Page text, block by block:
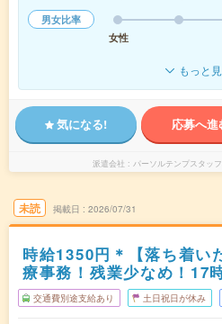
男女比率
女性
もっと
気になる! 応募へ進
派遣会社 パーソルテンプスタッ
未読 掲載日 2026/07/31
時給1350円＊【落ち着い
療事務！残業少なめ！17
交通費別途支給あり 土日祝日が休み